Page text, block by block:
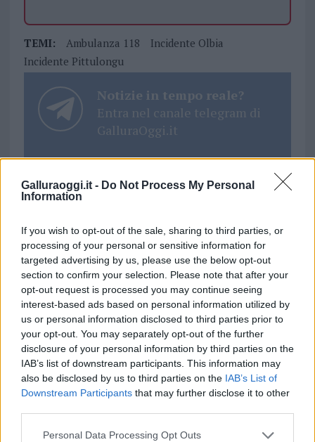
Galluraoggi.it - Do Not Process My Personal
Information
If you wish to opt-out of the sale, sharing to third parties, or
processing of your personal or sensitive information for
targeted advertising by us, please use the below opt-out
section to confirm your selection. Please note that after your
opt-out request is processed you may continue seeing
interest-based ads based on personal information utilized by
us or personal information disclosed to third parties prior to
your opt-out. You may separately opt-out of the further
disclosure of your personal information by third parties on the
IAB’s list of downstream participants. This information may
also be disclosed by us to third parties on the IAB’s List of
Downstream Participants that may further disclose it to other
Please note that this website/app uses one or more Google
Personal Data Processing Opt Outs
TEMI: Ambulanza 118
Incidente Olbia
Incidente Pittulongu
Notizie in tempo reale?
Entra nel canale telegram di
GalluraOggi.it
Su WhatsApp al numero +39
345 356 7512
Ricevi le nostre ultime news
daGoogle News